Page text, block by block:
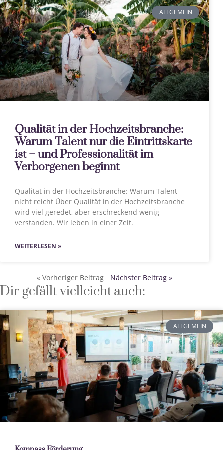
ALLGEMEIN
Qualität in der Hochzeitsbranche:
Warum Talent nur die Eintrittskarte
ist – und Professionalität im
Verborgenen beginnt
Qualität in der Hochzeitsbranche: Warum Talent
nicht reicht Über Qualität in der Hochzeitsbranche
wird viel geredet, aber erschreckend wenig
verstanden. Wir leben in einer Zeit,
WEITERLESEN »
« Vorheriger Beitrag Nächster Beitrag »
Dir gefällt vielleicht auch:
ALLGEMEIN